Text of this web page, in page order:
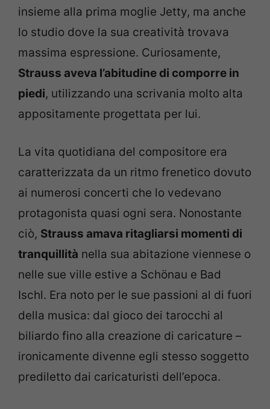
insieme alla prima moglie Jetty, ma anche
lo studio dove la sua creatività trovava
massima espressione. Curiosamente,
Strauss aveva l’abitudine di comporre in
piedi, utilizzando una scrivania molto alta
appositamente progettata per lui.
La vita quotidiana del compositore era
caratterizzata da un ritmo frenetico dovuto
ai numerosi concerti che lo vedevano
protagonista quasi ogni sera. Nonostante
ciò, Strauss amava ritagliarsi momenti di
tranquillità nella sua abitazione viennese o
nelle sue ville estive a Schönau e Bad
Ischl. Era noto per le sue passioni al di fuori
della musica: dal gioco dei tarocchi al
biliardo fino alla creazione di caricature –
ironicamente divenne egli stesso soggetto
prediletto dai caricaturisti dell’epoca.